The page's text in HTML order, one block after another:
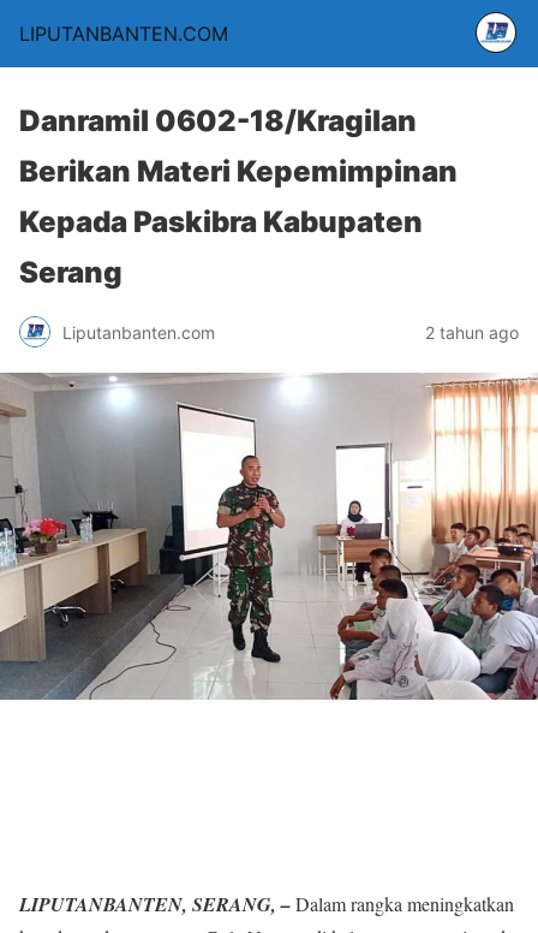
LIPUTANBANTEN.COM
Danramil 0602-18/Kragilan
Berikan Materi Kepemimpinan
Kepada Paskibra Kabupaten
Serang
Liputanbanten.com 2 tahun ago
LIPUTANBANTEN, SERANG, –Dalam rangka meningkatkan